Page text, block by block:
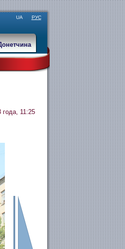
UA РУС
года, 11:25